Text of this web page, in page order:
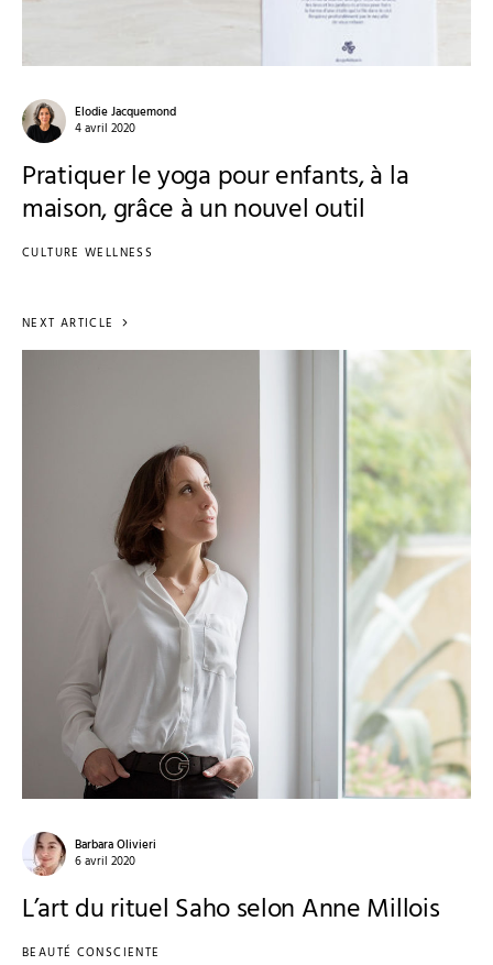
Elodie Jacquemond
4 avril 2020
Pratiquer le yoga pour enfants, à la
maison, grâce à un nouvel outil
CULTURE WELLNESS
NEXT ARTICLE
Barbara Olivieri
6 avril 2020
L’art du rituel Saho selon Anne Millois
BEAUTÉ CONSCIENTE